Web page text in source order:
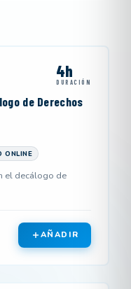
4h
DURACIÓN
de Derechos
ONLINE
el decálogo de
AÑADIR